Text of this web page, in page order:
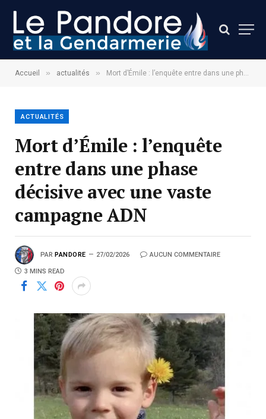
Accueil » actualités » Mort d’Émile : l’enquête entre dans une phase décisive avec une vaste campagne ADN
ACTUALITÉS
Mort d’Émile : l’enquête
entre dans une phase
décisive avec une vaste
campagne ADN
PAR PANDORE 27/02/2026 AUCUN COMMENTAIRE
3 MINS READ